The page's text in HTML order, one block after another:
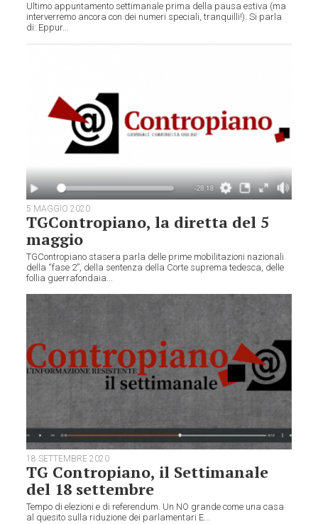
Ultimo appuntamento settimanale prima della pausa estiva (ma
interverremo ancora con dei numeri speciali, tranquilli!). Si parla
di: Eppur...
5 MAGGIO 2020
TGContropiano, la diretta del 5
maggio
TGContropiano stasera parla delle prime mobilitazioni nazionali
della “fase 2”, della sentenza della Corte suprema tedesca, delle
follia guerrafondaia...
18 SETTEMBRE 2020
TG Contropiano, il Settimanale
del 18 settembre
Tempo di elezioni e di referendum. Un NO grande come una casa
al quesito sulla riduzione dei parlamentari E...